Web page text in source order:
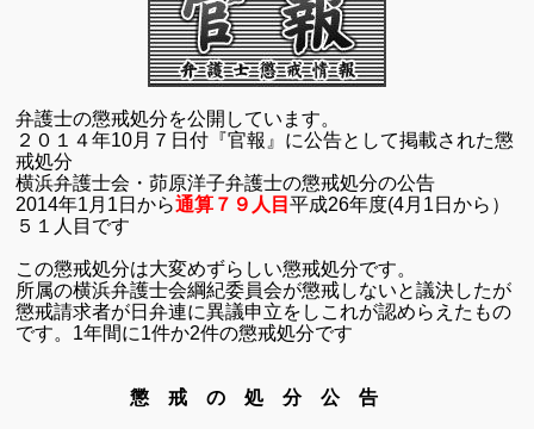
弁護士の懲戒処分を公開しています。
２０１４年10月７日付『官報』に公告として掲載された懲
戒処分
横浜弁護士会 ・茆原洋子弁護士の懲戒処分の公告
2014年1 月 1 日から通算７９人目平成26年度(4月 1 日から）
５１人目です
この懲戒処分は大変めずらしい懲戒処分です。
所属の横浜弁護士会綱紀委員会が懲戒しないと議決したが
懲戒請求者が日弁連に異議申立をしこれが認めらえたもの
です。 1年間に1件か2件の懲戒処分です
懲 戒 の 処 分 公 告